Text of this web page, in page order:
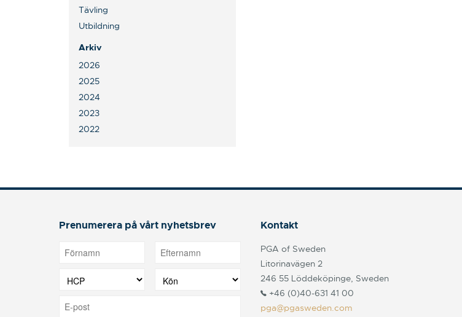
Tävling
Utbildning
Arkiv
2026
2025
2024
2023
2022
Prenumerera på vårt nyhetsbrev Kontakt
PGA of Sweden
Litorinavägen 2
246 55 Löddeköpinge, Sweden
+46 (0)40-631 41 00
pga@pgasweden.com